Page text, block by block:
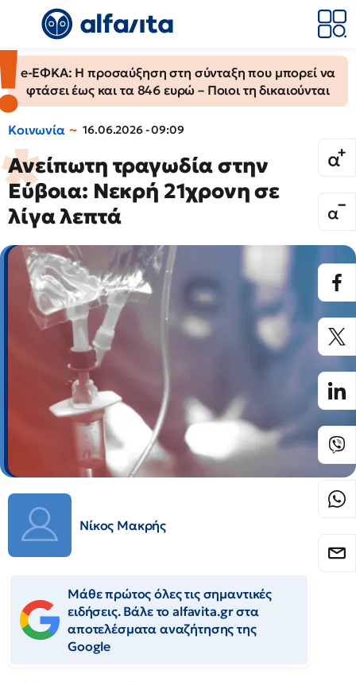
e-ΕΦΚΑ: Η προσαύξηση στη σύνταξη που μπορεί να
φτάσει έως και τα 846 ευρώ – Ποιοι τη δικαιούνται
Κοινωνία 16.06.2026 - 09:09
Ανείπωτη τραγωδία στην
Εύβοια: Νεκρή 21χρονη σε
λίγα λεπτά
Νίκος Μακρής
Μάθε πρώτος όλες τις σημαντικές
ειδήσεις. Βάλε το alfavita.gr στα
αποτελέσματα αναζήτησης της
Google